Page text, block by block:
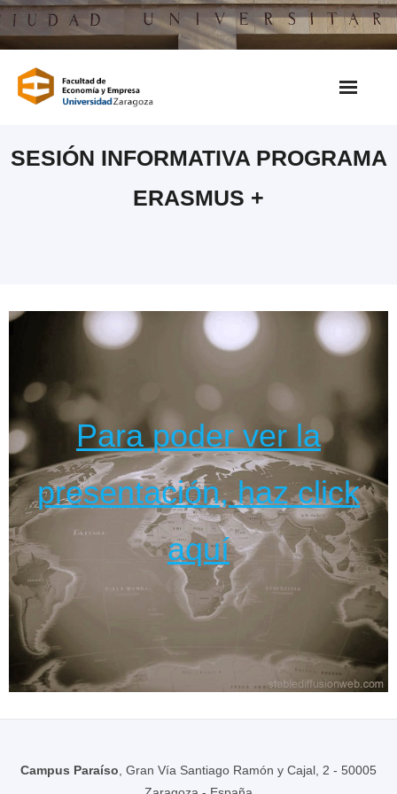
Saltar
al
SESIÓN INFORMATIVA PROGRAMA
ERASMUS +
Para poder ver la
presentación, haz click
aquí
Campus Paraíso , Gran Vía Santiago Ramón y Cajal, 2 - 50005